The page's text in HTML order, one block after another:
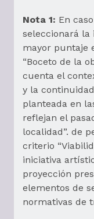
Nota 1: En
seleccionará la
mayor puntaje
“Boceto de la
cuenta el
y la
planteada en
reflejan el
localidad”. de
criterio
iniciativa
proyección
elementos de
normativas de